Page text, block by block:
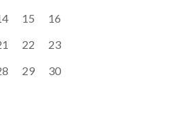
15
16
22
23
29
30